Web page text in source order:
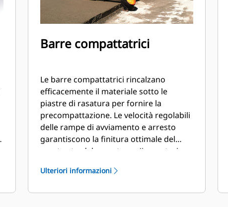
Barre compattatrici
Le barre compattatrici rincalzano
efficacemente il materiale sotto le
piastre di rasatura per fornire la
precompattazione. Le velocità regolabili
delle rampe di avviamento e arresto
garantiscono la finitura ottimale del
manto stradale mentre un'impostazione
variazioni di velocità della
Ulteriori informazioni